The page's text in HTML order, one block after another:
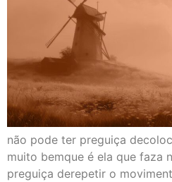
não pode ter preguiça
muito bemque é ela que faza
preguiça derepetir o